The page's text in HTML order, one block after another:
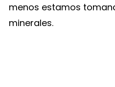
menos estamos
minerales.